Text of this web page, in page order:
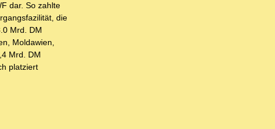
dar. So zahlte
die
Mrd. DM
Moldawien,
Mrd. DM
platziert